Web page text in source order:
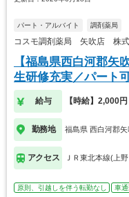
パート・アルバイト 調剤薬局
コスモ調剤薬局 矢吹店 株式
【福島県西白河郡
生研修充実／パート
給与 【時給】2,000
勤務地 福島県 西白河郡矢
アクセス ＪＲ東北本線(上
原則、引越しを伴う転勤なし 車